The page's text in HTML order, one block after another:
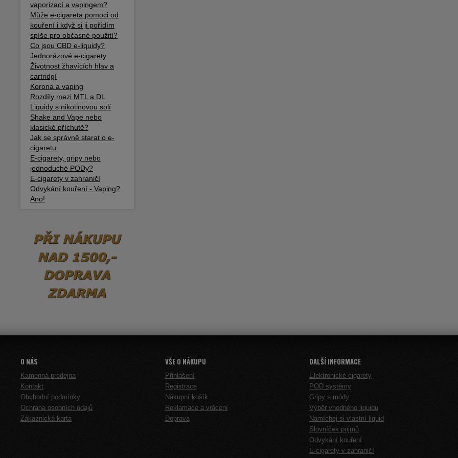
vaporizací a vapingem?
Může e-cigareta pomoci od
kouření i když si ji pořídím
spíše pro občasné použití?
Co jsou CBD e-liquidy?
Jednorázové e-cigarety
Životnost žhavících hlav a
cartridgí
Korona a vaping
Rozdíly mezi MTL a DL
Liquidy s nikotinovou solí
Shake and Vape nebo
klasické příchutě?
Jak se správně starat o e-
cigaretu.
E-cigarety, gripy nebo
jednoduché PODy?
E-cigarety v zahraničí
Odvykání kouření - Vaping?
Ano!
O NÁS
Kamenná prodejna
Kontakt
Obchodní podmínky
Ochrana osobních údajů
Zákaznická karta
VŠE O NÁKUPU
Přihlášení
Registrace
Nákupní košík
Reklamace a vrácení
Doprava
DALŠÍ INFORMACE
Elektronické cigarety
POD systémy
Gripy a módy
Výběr vhodného liquidu
Namíchej si vlastní liquid
Slovníček pojmů
Odvykání kouření
E-cigarety v zahraničí